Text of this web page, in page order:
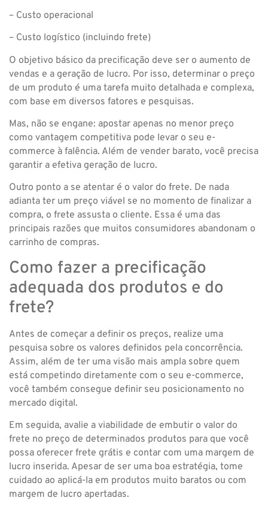
– Custo operacional
– Custo logístico (incluindo frete)
O objetivo básico da precificação deve ser o aumento de
vendas e a geração de lucro. Por isso, determinar o preço
de um produto é uma tarefa muito detalhada e complexa,
com base em diversos fatores e pesquisas.
Mas, não se engane: apostar apenas no menor preço
como vantagem competitiva pode levar o seu e-
commerce à falência. Além de vender barato, você precisa
garantir a efetiva geração de lucro.
Outro ponto a se atentar é o valor do frete. De nada
adianta ter um preço viável se no momento de finalizar a
compra, o frete assusta o cliente. Essa é uma das
principais razões que muitos consumidores abandonam o
carrinho de compras.
Como fazer a precificação
adequada dos produtos e do
frete?
Antes de começar a definir os preços, realize uma
pesquisa sobre os valores definidos pela concorrência.
Assim, além de ter uma visão mais ampla sobre quem
está competindo diretamente com o seu e-commerce,
você também consegue definir seu posicionamento no
mercado digital.
Em seguida, avalie a viabilidade de embutir o valor do
frete no preço de determinados produtos para que você
possa oferecer frete grátis e contar com uma margem de
lucro inserida. Apesar de ser uma boa estratégia, tome
cuidado ao aplicá-la em produtos muito baratos ou com
margem de lucro apertadas.